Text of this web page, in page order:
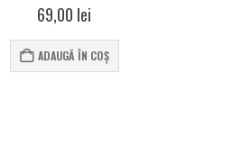
0out of 5
69,00 lei
ADAUGĂ ÎN COȘ